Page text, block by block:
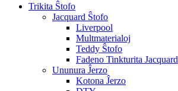
Trikita Ŝtofo
Jacquard Ŝtofo
Liverpool
Multmaterialoj
Teddy Ŝtofo
Fadeno Tinkturita Jacquard
Ununura Ĵerzo
Kotona Ĵerzo